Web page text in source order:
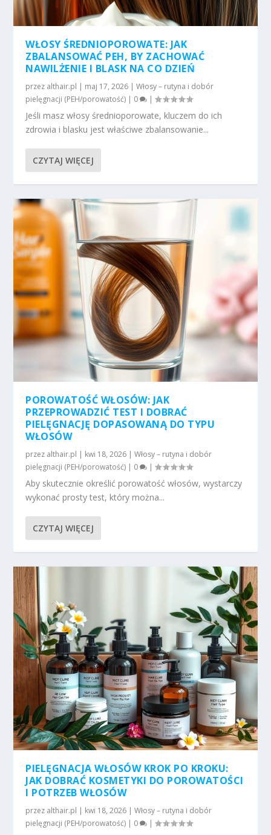
WŁOSY ŚREDNIOPOROWATE: JAK
ZBALANSOWAĆ PEH, BY ZACHOWAĆ
NAWILŻENIE I BLASK NA CO DZIEŃ
przez althair.pl | maj 17, 2026 |Włosy – rutyna i dobór
pielęgnacji (PEH/porowatość) | 0 |
Jeśli masz włosy średnioporowate, kluczem do ich
zdrowia i blasku jest właściwe zbalansowanie...
CZYTAJ WIĘCEJ
POROWATOŚĆ WŁOSÓW: JAK
PRZEPROWADZIĆ TEST I DOBRAĆ
PIELĘGNACJĘ DOPASOWANĄ DO TYPU
WŁOSÓW
przez althair.pl | kwi 18, 2026 |Włosy – rutyna i dobór
pielęgnacji (PEH/porowatość) | 0 |
Aby skutecznie określić porowatość włosów, wystarczy
wykonać prosty test, który można...
CZYTAJ WIĘCEJ
PIELĘGNACJA WŁOSÓW KROK PO KROKU:
JAK DOBRAĆ KOSMETYKI DO POROWATOŚCI
I POTRZEB WŁOSÓW
przez althair.pl | kwi 18, 2026 |Włosy – rutyna i dobór
pielęgnacji (PEH/porowatość) | 0 |